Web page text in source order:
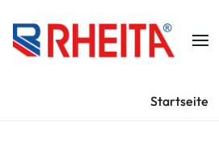
KRAUTKRÄMER
Startseite